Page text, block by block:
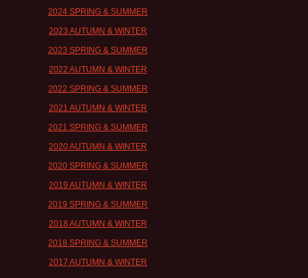
2024 SPRING & SUMMER
2023 AUTUMN & WINTER
2023 SPRING & SUMMER
2022 AUTUMN & WINTER
2022 SPRING & SUMMER
2021 AUTUMN & WINTER
2021 SPRING & SUMMER
2020 AUTUMN & WINTER
2020 SPRING & SUMMER
2019 AUTUMN & WINTER
2019 SPRING & SUMMER
2018 AUTUMN & WINTER
2018 SPRING & SUMMER
2017 AUTUMN & WINTER